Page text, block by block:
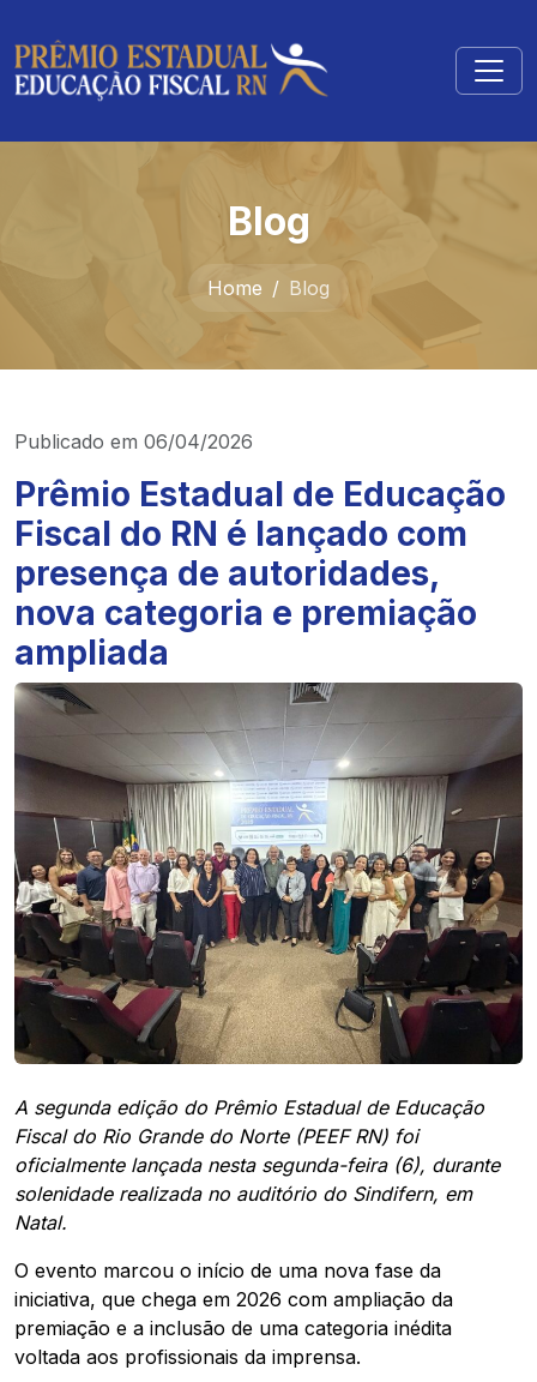
Blog
Home Blog
Publicado em 06/04/2026
Prêmio Estadual de Educação
Fiscal do RN é lançado com
presença de autoridades,
nova categoria e premiação
ampliada
A segunda edição do Prêmio Estadual de Educação
Fiscal do Rio Grande do Norte (PEEF RN) foi
oficialmente lançada nesta segunda-feira (6), durante
solenidade realizada no auditório do Sindifern, em
Natal.
O evento marcou o início de uma nova fase da
iniciativa, que chega em 2026 com ampliação da
premiação e a inclusão de uma categoria inédita
voltada aos profissionais da imprensa.